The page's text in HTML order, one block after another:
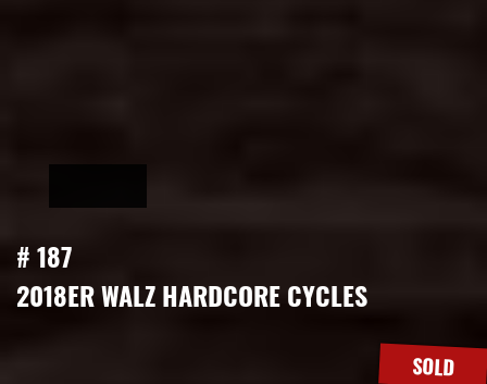
# 187
2018ER WALZ HARDCORE CYCLES
SOLD